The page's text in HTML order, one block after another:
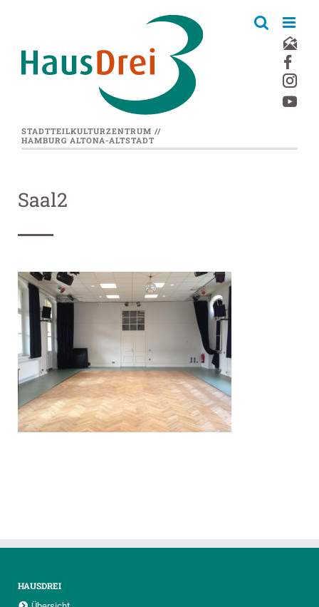
STADTTEILKULTURZENTRUM //
HAMBURG ALTONA-ALTSTADT
Saal2
HAUSDREI